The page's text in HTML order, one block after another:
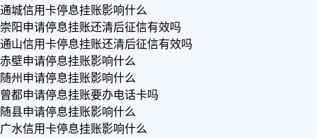
通城信用卡停息挂账影响什么
崇阳申请停息挂账还清后征信有效吗
通山信用卡停息挂账还清后征信有效吗
赤壁申请停息挂账影响什么
随州申请停息挂账影响什么
曾都申请停息挂账要办电话卡吗
随县申请停息挂账影响什么
广水信用卡停息挂账影响什么